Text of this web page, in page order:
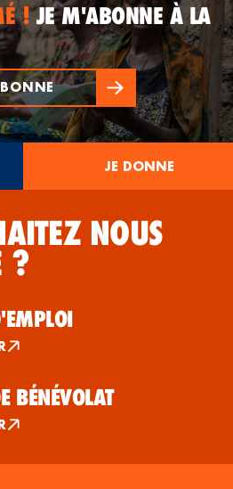
!JE M'ABONNE À LA
JE DONNE
NOUS
?
BÉNÉVOLAT